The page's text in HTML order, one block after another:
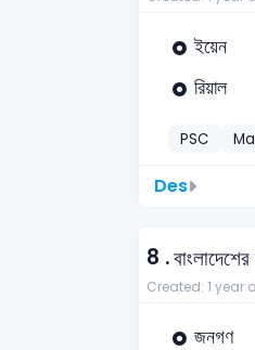
ইয়েন
রিয়াল
PSC
Des
8 .
Created: 1 year
জনগণ